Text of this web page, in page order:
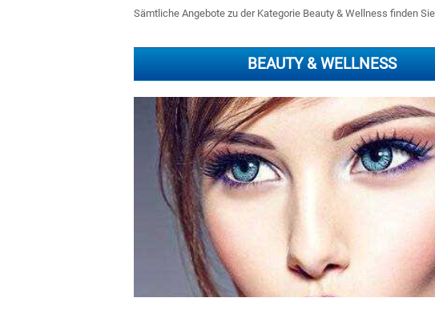
Sämtliche Angebote zu der Kategorie Beauty & Wellness finden
BEAUTY & WELLNESS